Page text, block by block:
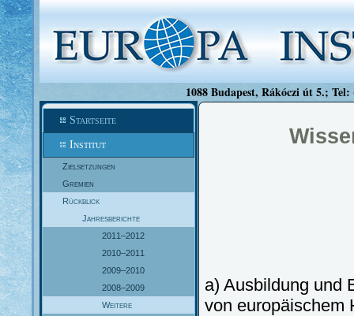
1088 Budapest, Rákóczi út 5.;
Startseite
Institut
Zielsetzungen
Gremien
Rückblick
Jahresberichte
2011–2012
2010–2011
2009–2010
2008–2009
Weitere
a) Ausbildung und
von europäischem